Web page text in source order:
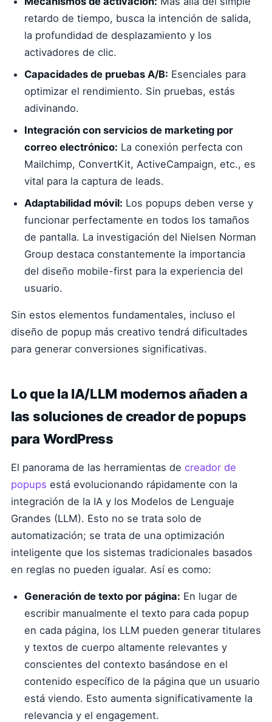
retardo de tiempo, busca la intención de salida,
la profundidad de desplazamiento y los
activadores de clic.
Capacidades de pruebas A/B: Esenciales para
optimizar el rendimiento. Sin pruebas, estás
adivinando.
Integración con servicios de marketing por
correo electrónico: La conexión perfecta con
Mailchimp, ConvertKit, ActiveCampaign, etc., es
vital para la captura de leads.
Adaptabilidad móvil: Los popups deben verse y
funcionar perfectamente en todos los tamaños
de pantalla. La investigación del Nielsen Norman
Group destaca constantemente la importancia
del diseño mobile-first para la experiencia del
usuario.
Sin estos elementos fundamentales, incluso el
diseño de popup más creativo tendrá dificultades
para generar conversiones significativas.
Lo que la IA/LLM modernos añaden a
las soluciones de creador de popups
para WordPress
El panorama de las herramientas de creador de
popups está evolucionando rápidamente con la
integración de la IA y los Modelos de Lenguaje
Grandes (LLM). Esto no se trata solo de
automatización; se trata de una optimización
inteligente que los sistemas tradicionales basados
en reglas no pueden igualar. Así es como:
Generación de texto por página: En lugar de
escribir manualmente el texto para cada popup
en cada página, los LLM pueden generar titulares
y textos de cuerpo altamente relevantes y
conscientes del contexto basándose en el
contenido específico de la página que un usuario
está viendo. Esto aumenta significativamente la
relevancia y el engagement.